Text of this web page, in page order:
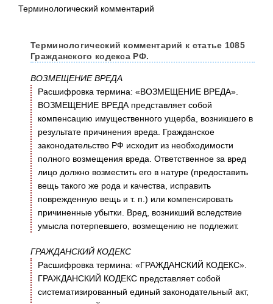
Терминологический комментарий к статье 1085
Гражданского кодекса РФ.
ВОЗМЕЩЕНИЕ ВРЕДА
Расшифровка термина: «ВОЗМЕЩЕНИЕ ВРЕДА».
ВОЗМЕЩЕНИЕ ВРЕДА представляет собой
компенсацию имущественного ущерба, возникшего в
результате причинения вреда. Гражданское
законодательство РФ исходит из необходимости
полного возмещения вреда. Ответственное за вред
лицо должно возместить его в натуре (предоставить
вещь такого же рода и качества, исправить
поврежденную вещь и т. п.) или компенсировать
причиненные убытки. Вред, возникший вследствие
умысла потерпевшего, возмещению не подлежит.
ГРАЖДАНСКИЙ КОДЕКС
Расшифровка термина: «ГРАЖДАНСКИЙ КОДЕКС».
ГРАЖДАНСКИЙ КОДЕКС представляет собой
систематизированный единый законодательный акт,